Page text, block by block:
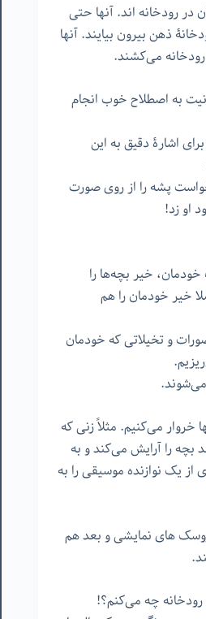
در رودخانه اند. آنها حتی
ذهن بیرون بیایند. آنها
می‌کشند.
نیت به اصطلاح خوب انجام
اشارۀ دقیق به این
پشه را از روی صورت
او زد!
خودمان، خیر بچه‌ها را
خیر خودمان را هم
و تخیلاتی که خودمان
خروار می‌کنیم. مثلاً زنی که
بچه را آرایش می‌کند و به
از یک نوازنده موسیقی را به
های نمایشی و بعد هم
رودخانه چه می‌کنم؟!